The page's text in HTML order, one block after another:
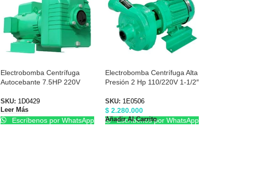
Electrobomba Centrífuga
Autocebante 7.5HP 220V
SKU: 1D0429
Leer Más
Escríbenos por WhatsApp
Electrobomba Centrífuga Alta
Presión 2 Hp 110/220V 1-1/2″
SKU: 1E0506
$2.280.000
Añadir Al Carrito
Escríbenos por WhatsApp